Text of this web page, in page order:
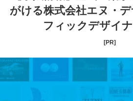
COLUMN
コラム
がける株式会社エヌ・
フィックデザイ
[PR]